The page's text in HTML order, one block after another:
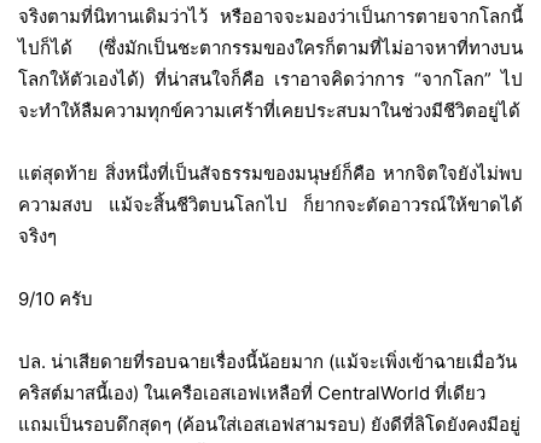
จริงตามที่นิทานเดิมว่าไว้ หรืออาจจะมองว่าเป็นการตายจากโลกนี้
ไปก็ได้ (ซึ่งมักเป็นชะตากรรมของใครก็ตามที่ไม่อาจหาที่ทางบน
โลกให้ตัวเองได้) ที่น่าสนใจก็คือ เราอาจคิดว่าการ “จากโลก” ไป
จะทำให้ลืมความทุกข์ความเศร้าที่เคยประสบมาในช่วงมีชีวิตอยู่ได้
แต่สุดท้าย สิ่งหนึ่งที่เป็นสัจธรรมของมนุษย์ก็คือ หากจิตใจยังไม่พบ
ความสงบ แม้จะสิ้นชีวิตบนโลกไป ก็ยากจะตัดอาวรณ์ให้ขาดได้
จริงๆ
9/10 ครับ
ปล. น่าเสียดายที่รอบฉายเรื่องนี้น้อยมาก (แม้จะเพิ่งเข้าฉายเมื่อวัน
คริสต์มาสนี้เอง) ในเครือเอสเอฟเหลือที่ CentralWorld ที่เดียว
แถมเป็นรอบดึกสุดๆ (ค้อนใส่เอสเอฟสามรอบ) ยังดีที่ลิโดยังคงมีอยู่